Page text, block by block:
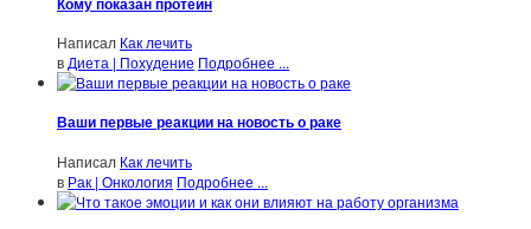
Написал Как лечить
вДиета | Похудение Подробнее ...
Ваши первые реакции на новость о раке
Написал Как лечить
в Рак | Онкология Подробнее ...